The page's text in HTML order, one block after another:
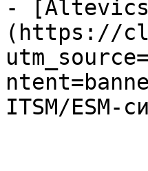
-
(https://
ITSM/ESM-